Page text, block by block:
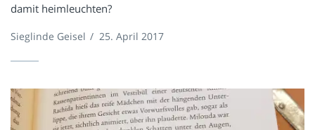
damit heimleuchten?
Sieglinde Geisel / 25. April 2017